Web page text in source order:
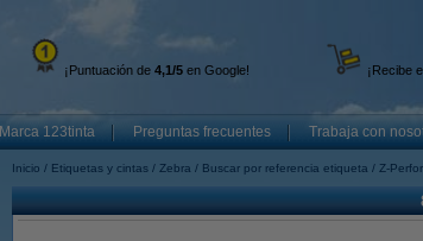
¡Puntuación de 4,1/5 en Google! ¡Recibe
Marca 123tinta Preguntas frecuentes Trabaja con
Inicio Etiquetas y cintas Zebra Buscar por referencia etiqueta Z-